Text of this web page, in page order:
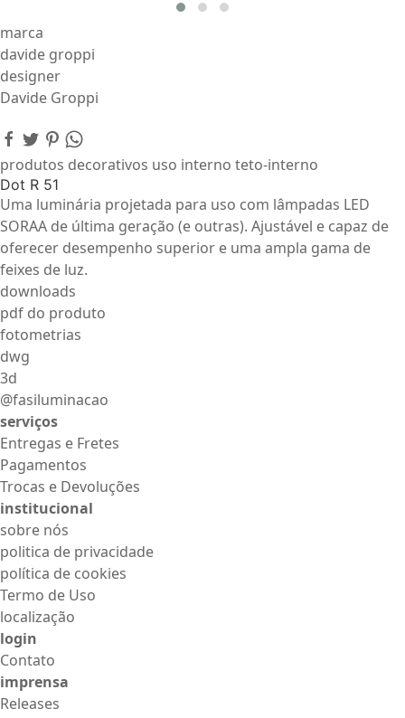
marca
davide groppi
designer
Davide Groppi
produtos decorativos uso interno teto-interno
Dot R 51
Uma luminária projetada para uso com lâmpadas LED
SORAA de última geração (e outras). Ajustável e capaz de
oferecer desempenho superior e uma ampla gama de
feixes de luz.
downloads
pdf do produto
fotometrias
dwg
3d
@fasiluminacao
serviços
Entregas e Fretes
Pagamentos
Trocas e Devoluções
institucional
sobre nós
politica de privacidade
política de cookies
Termo de Uso
localização
login
Contato
imprensa
Releases